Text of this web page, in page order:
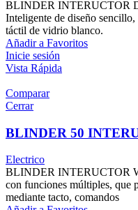
BLINDER INTERUCTOR
Inteligente de diseño
táctil de vidrio blanco.
Añadir a Favoritos
Inicie sesión
Vista Rápida
Comparar
Cerrar
BLINDER 50
Electrico
BLINDER INTERUCTOR
con funciones múltiples, que
mediante tacto, comandos